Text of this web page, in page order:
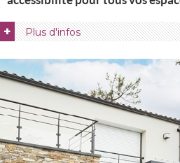
+ Plus d'infos